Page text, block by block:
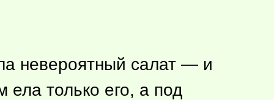
невероятный салат — и
ела только его, а под